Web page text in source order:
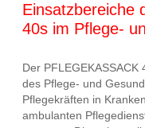
Einsatzbereiche
40s im Pflege-
Der
des Pflege- und
Pflegekräften in
ambulanten